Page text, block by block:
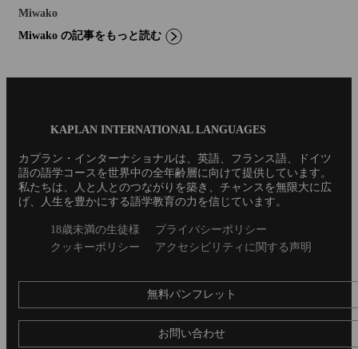
Miwako
Miwako の記事をもっと読む
KAPLAN INTERNATIONAL LANGUAGES
カプラン・インターナショナルは、英語、フランス語、ドイツ
語の語学コースを世界中の全年齢層に向けて提供しています。
私たちは、人と人とのつながりを築き、チャンスを無限大に広
げ、人生を豊かにする語学教育の力を信じています。
Secondary18歳未満の生徒様
プライバシーポリシー
クッキーポリシー
アクセシビリティに関する声明
無料パンフレット
お問い合わせ